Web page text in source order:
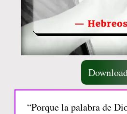
“Porque la palabra de